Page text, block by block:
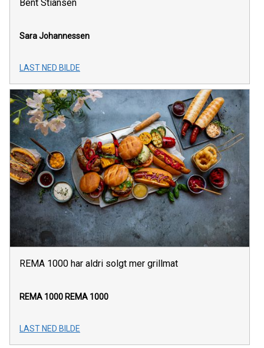
Bent Stiansen
Sara Johannessen
LAST NED BILDE
REMA 1000 har aldri solgt mer grillmat
REMA 1000 REMA 1000
LAST NED BILDE